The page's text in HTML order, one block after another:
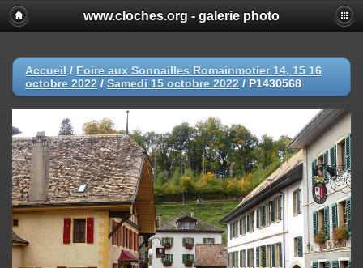
www.cloches.org - galerie photo
Accueil / Foire aux Sonnailles Romainmotier 14, 15 16
octobre 2022 / Samedi 15 octobre 2022 / P1430568